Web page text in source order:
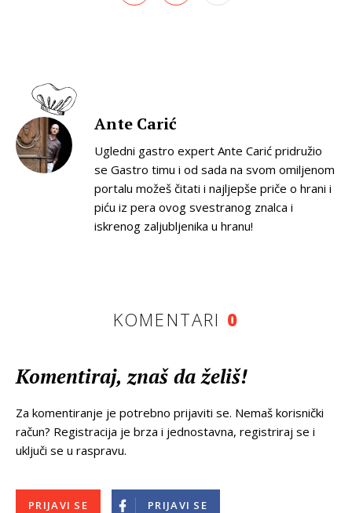
Ante Carić
Ugledni gastro expert Ante Carić pridružio
se Gastro timu i od sada na svom omiljenom
portalu možeš čitati i najljepše priče o hrani i
piću iz pera ovog svestranog znalca i
iskrenog zaljubljenika u hranu!
KOMENTARI 0
Komentiraj, znaš da želiš!
Za komentiranje je potrebno prijaviti se. Nemaš korisnički
račun? Registracija je brza i jednostavna, registriraj se i
uključi se u raspravu.
PRIJAVI SE PRIJAVI SE